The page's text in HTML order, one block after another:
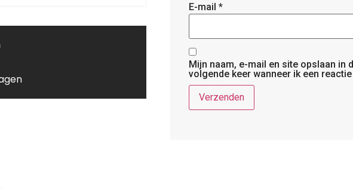
E-mail *
Mijn naam, e-mail en site opslaan in
volgende keer wanneer ik een